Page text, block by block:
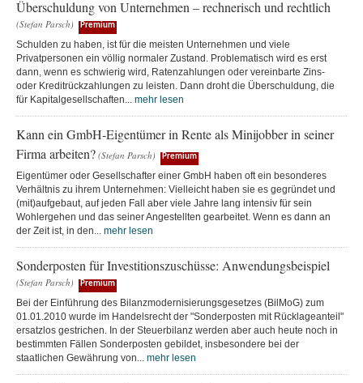
Überschuldung von Unternehmen – rechnerisch und rechtlich
(Stefan Parsch) Premium
Schulden zu haben, ist für die meisten Unternehmen und viele
Privatpersonen ein völlig normaler Zustand. Problematisch wird es erst
dann, wenn es schwierig wird, Ratenzahlungen oder vereinbarte Zins-
oder Kreditrückzahlungen zu leisten. Dann droht die Überschuldung, die
für Kapitalgesellschaften... mehr lesen
Kann ein GmbH-Eigentümer in Rente als Minijobber in seiner
Firma arbeiten? (Stefan Parsch) Premium
Eigentümer oder Gesellschafter einer GmbH haben oft ein besonderes
Verhältnis zu ihrem Unternehmen: Vielleicht haben sie es gegründet und
(mit)aufgebaut, auf jeden Fall aber viele Jahre lang intensiv für sein
Wohlergehen und das seiner Angestellten gearbeitet. Wenn es dann an
der Zeit ist, in den... mehr lesen
Sonderposten für Investitionszuschüsse: Anwendungsbeispiel
(Stefan Parsch) Premium
Bei der Einführung des Bilanzmodernisierungsgesetzes (BilMoG) zum
01.01.2010 wurde im Handelsrecht der "Sonderposten mit Rücklageanteil"
ersatzlos gestrichen. In der Steuerbilanz werden aber auch heute noch in
bestimmten Fällen Sonderposten gebildet, insbesondere bei der
staatlichen Gewährung von... mehr lesen